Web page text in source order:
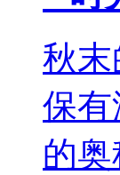
秋
保
的